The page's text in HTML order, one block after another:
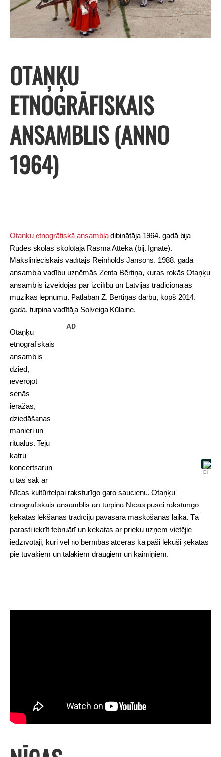
OTAŅĶU
ETNOGRĀFISKAIS
ANSAMBLIS (ANNO
1964)
Otaņķu etnogrāfiskā ansambļa dibinātāja 1964. gadā bija
Rudes skolas skolotāja Rasma Atteka (bij. Ignāte).
Mākslinieciskais vadītājs Reinholds Jansons. 1988. gadā
ansambļa vadību uzņēmās Zenta Bērtiņa, kuras rokās Otaņķu
ansamblis izveidojās par izcilību un Latvijas tradicionālās
mūzikas lepnumu. Patlaban Z. Bērtiņas darbu, kopš 2014.
gada, turpina vadītāja Solveiga Kūlaine.
AD
Otaņķu
etnogrāfiskais
ansamblis
dzied,
ievērojot
senās
ieražas,
dziedāšanas
manieri un
rituālus. Teju
katru
koncertsarun
u tas sāk ar
Nīcas kultūrtelpai raksturīgo garo saucienu. Otaņķu
etnogrāfiskais ansamblis arī turpina Nīcas pusei raksturīgo
ķekatās lēkšanas tradīciju pavasara maskošanās laikā. Tā
parasti iekrīt februārī un ķekatas ar prieku uzņem vietējie
iedzīvotāji, kuri vēl no bērnības atceras kā paši lēkuši ķekatās
pie tuvākiem un tālākiem draugiem un kaimiņiem.